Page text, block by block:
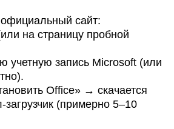
сайт:
на страницу пробной
учетную запись Microsoft (или
Office» → скачается
(примерно 5–10